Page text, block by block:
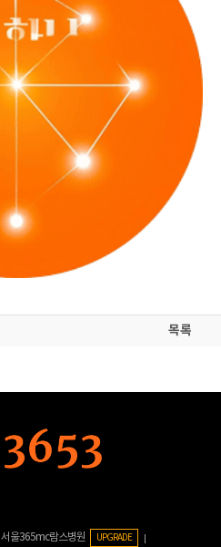
목록
서울365mc람스병원 UPGRADE